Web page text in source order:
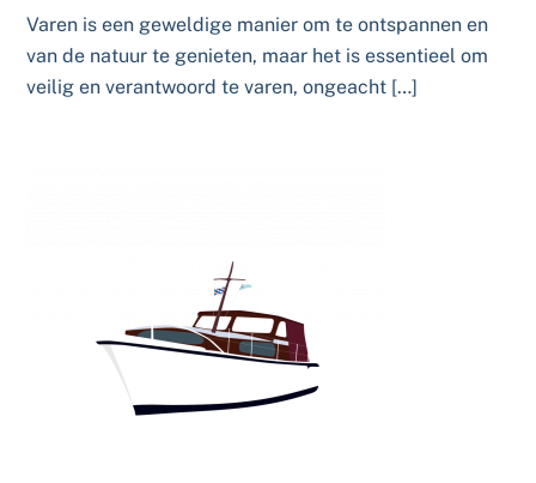
Varen is een geweldige manier om te ontspannen en
van de natuur te genieten, maar het is essentieel om
veilig en verantwoord te varen, ongeacht […]